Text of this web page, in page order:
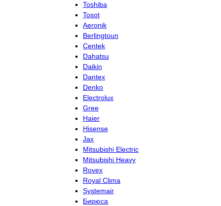
Toshiba
Tosot
Aeronik
Berlingtoun
Centek
Dahatsu
Daikin
Dantex
Denko
Electrolux
Gree
Haier
Hisense
Jax
Mitsubishi Electric
Mitsubishi Heavy
Rovex
Royal Clima
Systemair
Бирюса